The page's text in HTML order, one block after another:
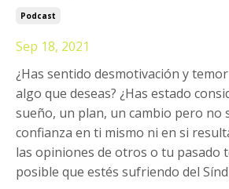
Podcast
Sep 18, 2021
¿Has sentido desmotivación y
algo que deseas? ¿Has estado
sueño, un plan, un cambio pero no
confianza en ti mismo ni en si
las opiniones de otros o tu pasado
posible que estés sufriendo del